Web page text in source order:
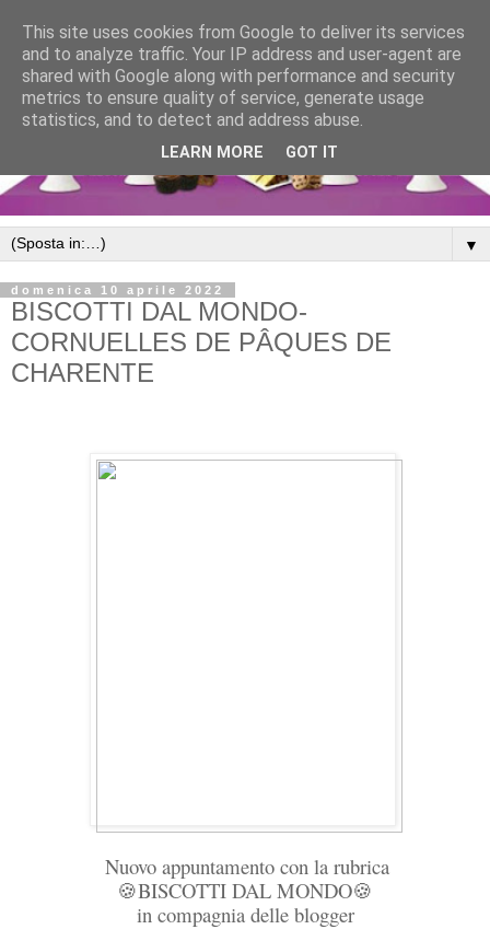
▼
domenica 10 aprile 2022
BISCOTTI DAL MONDO-
CORNUELLES DE PÂQUES DE
CHARENTE
Nuovo appuntamento con la rubrica
🍪BISCOTTI DAL MONDO🍪
in compagnia delle blogger
This site uses cookies from Google to deliver its services
and to analyze traffic. Your IP address and user-agent are
shared with Google along with performance and security
metrics to ensure quality of service, generate usage
statistics, and to detect and address abuse.
LEARN MORE GOT IT